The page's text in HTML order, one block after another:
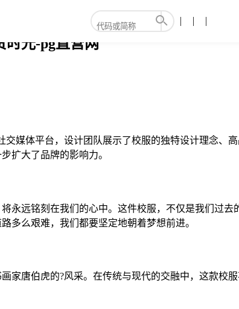
时光-pg直营网
媒体平台，设计团队展示了校服的独特设计理念、
扩大了品牌的影响力。
永远铭刻在我们的心中。这件校服，不仅是我们过
多么艰难，我们都要坚定地朝着梦想前进。
家唐伯虎的?风采。在传统与现代的交融中，这款校